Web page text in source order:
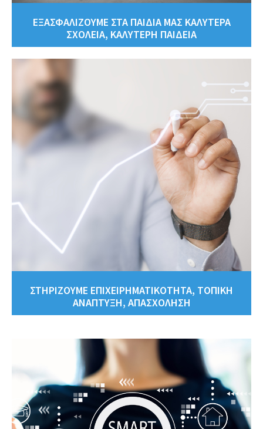
ΕΞΑΣΦΑΛΙΖΟΥΜΕ ΣΤΑ ΠΑΙΔΙΑ ΜΑΣ ΚΑΛΥΤΕΡΑ
ΣΧΟΛΕΙΑ, ΚΑΛΥΤΕΡΗ ΠΑΙΔΕΙΑ
ΣΤΗΡΙΖΟΥΜΕ ΕΠΙΧΕΙΡΗΜΑΤΙΚΟΤΗΤΑ, ΤΟΠΙΚΗ
ΑΝΑΠΤΥΞΗ, ΑΠΑΣΧΟΛΗΣΗ